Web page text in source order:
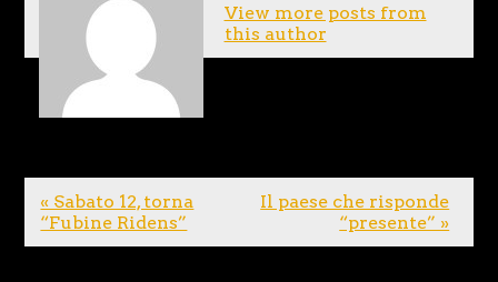
View more posts from
this author
« Sabato 12, torna
“Fubine Ridens”
Il paese che risponde
“presente” »